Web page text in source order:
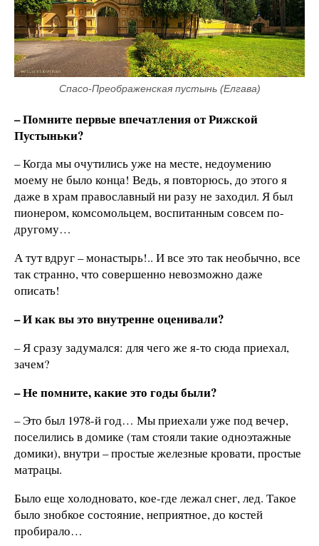
Спасо-Преображенская пустынь (Елгава)
–Помните первые впечатления от Рижской
Пустыньки?
– Когда мы очутились уже на месте, недоумению
моему не было конца! Ведь, я повторюсь, до этого я
даже в храм православный ни разу не заходил. Я был
пионером, комсомольцем, воспитанным совсем по-
другому…
А тут вдруг – монастырь!.. И все это так необычно, все
так странно, что совершенно невозможно даже
описать!
– И как вы это внутренне оценивали?
– Я сразу задумался: для чего же я-то сюда приехал,
зачем?
– Не помните, какие это годы были?
– Это был 1978-й год… Мы приехали уже под вечер,
поселились в домике (там стояли такие одноэтажные
домики), внутри – простые железные кровати, простые
матрацы.
Было еще холодновато, кое-где лежал снег, лед. Такое
было знобкое состояние, неприятное, до костей
пробирало…